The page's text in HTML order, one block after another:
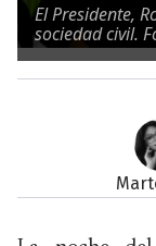
El Presidente,
sociedad civil.